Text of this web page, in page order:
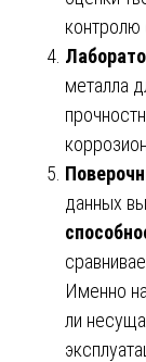
контролю
металла
данных
Именно
ли